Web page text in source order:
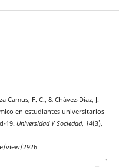
Camus, F. C., & Chávez-Díaz, J.
en estudiantes universitarios
19. Universidad Y Sociedad, 14(3),
view/2926